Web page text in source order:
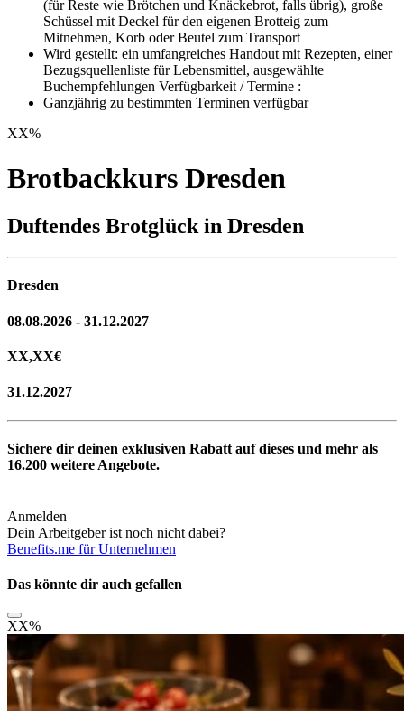
(für Reste wie Brötchen und Knäckebrot, falls übrig), große
Schüssel mit Deckel für den eigenen Brotteig zum
Mitnehmen, Korb oder Beutel zum Transport
Wird gestellt: ein umfangreiches Handout mit Rezepten, einer
Bezugsquellenliste für Lebensmittel, ausgewählte
Buchempfehlungen Verfügbarkeit / Termine :
Ganzjährig zu bestimmten Terminen verfügbar
XX%
Brotbackkurs Dresden
Duftendes Brotglück in Dresden
Dresden
08.08.2026 - 31.12.2027
XX,XX€
31.12.2027
Sichere dir deinen exklusiven Rabatt auf dieses und mehr als
16.200 weitere Angebote.
Anmelden
Dein Arbeitgeber ist noch nicht dabei?
Benefits.me für Unternehmen
Das könnte dir auch gefallen
XX%